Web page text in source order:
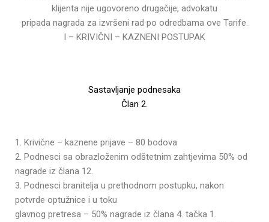
klijenta nije ugovoreno drugačije, advokatu
pripada nagrada za izvršeni rad po odredbama ove Tarife.
I – KRIVIČNI – KAZNENI POSTUPAK
Sastavljanje podnesaka
Član 2.
1. Krivične – kaznene prijave – 80 bodova
2. Podnesci sa obrazloženim odštetnim zahtjevima 50% od
nagrade iz člana 12.
3. Podnesci branitelja u prethodnom postupku, nakon
potvrde optužnice i u toku
glavnog pretresa – 50% nagrade iz člana 4. tačka 1.